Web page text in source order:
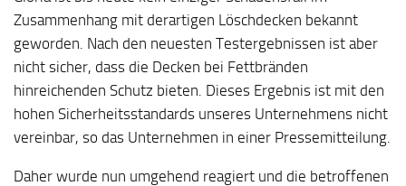
Zusammenhang mit derartigen Löschdecken bekannt
geworden. Nach den neuesten Testergebnissen ist aber
nicht sicher, dass die Decken bei Fettbränden
hinreichenden Schutz bieten. Dieses Ergebnis ist mit den
hohen Sicherheitsstandards unseres Unternehmens nicht
vereinbar, so das Unternehmen in einer Pressemitteilung.
Daher wurde nun umgehend reagiert und die betroffenen